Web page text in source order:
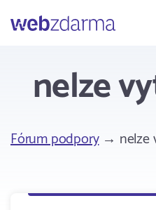
Webzdarma
nelze
Fórum podpory→ nelze